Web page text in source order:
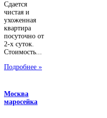
Сдается
чистая и
ухоженная
квартира
посуточно от
2-х суток.
Стоимость...
Подробнее »
Москва
маросейка